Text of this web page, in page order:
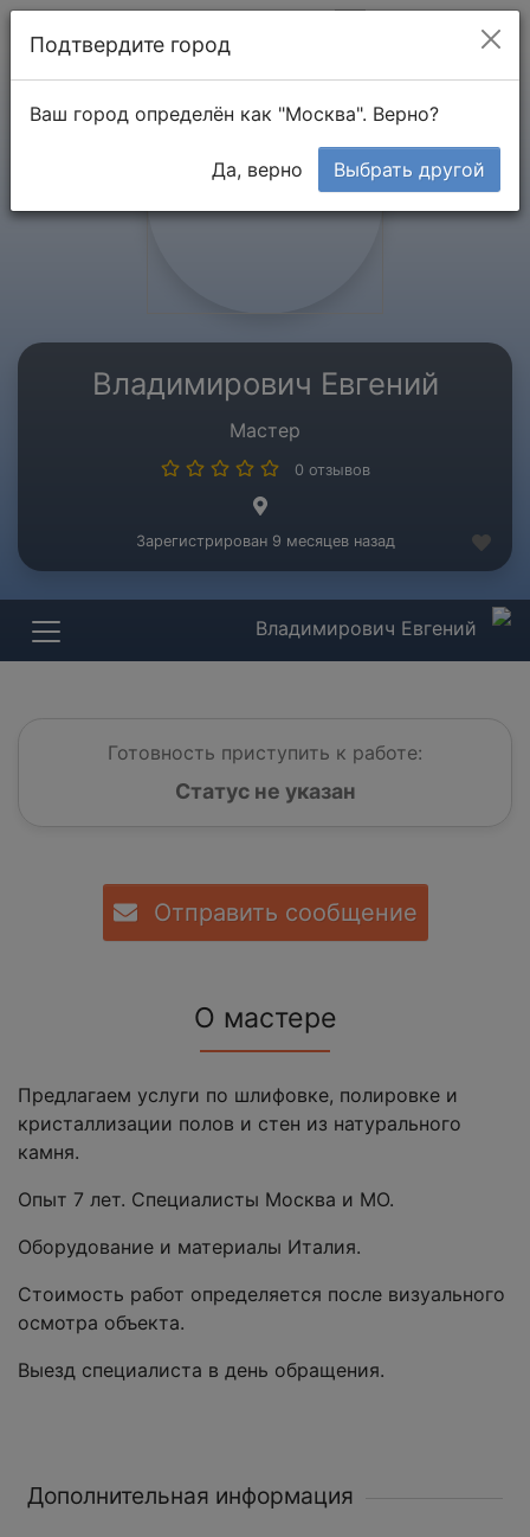
Владимирович Евгений
Мастер
0 отзывов
Зарегистрирован 9 месяцев назад
Владимирович Евгений
Готовность приступить к работе:
Статус не указан
Отправить сообщение
О мастере
Предлагаем услуги по шлифовке, полировке и
кристаллизации полов и стен из натурального
камня.
Опыт 7 лет. Специалисты Москва и МО.
Оборудование и материалы Италия.
Стоимость работ определяется после визуального
осмотра объекта.
Выезд специалиста в день обращения.
Дополнительная информация
Подтвердите город
Ваш город определён как "Москва". Верно?
Да, верно Выбрать другой